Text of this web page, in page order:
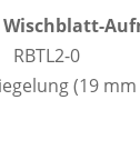
RBTL2-0
(19